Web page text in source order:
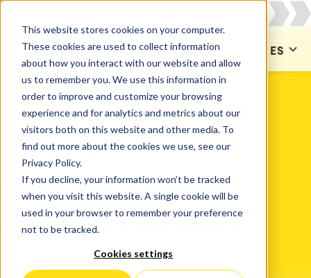
This website stores cookies on your computer.
These cookies are used to collect information
about how you interact with our website and allow
us to remember you. We use this information in
order to improve and customize your browsing
experience and for analytics and metrics about our
visitors both on this website and other media. To
find out more about the cookies we use, see our
Privacy Policy.
If you decline, your information won’t be tracked
when you visit this website. A single cookie will be
used in your browser to remember your preference
not to be tracked.
Cookies settings
CONTACTAR ES
CONSULTORÍA DE MÉTODOS
Evaluación de la madurez de ITSM
Evaluación de la
madurez de ITSM